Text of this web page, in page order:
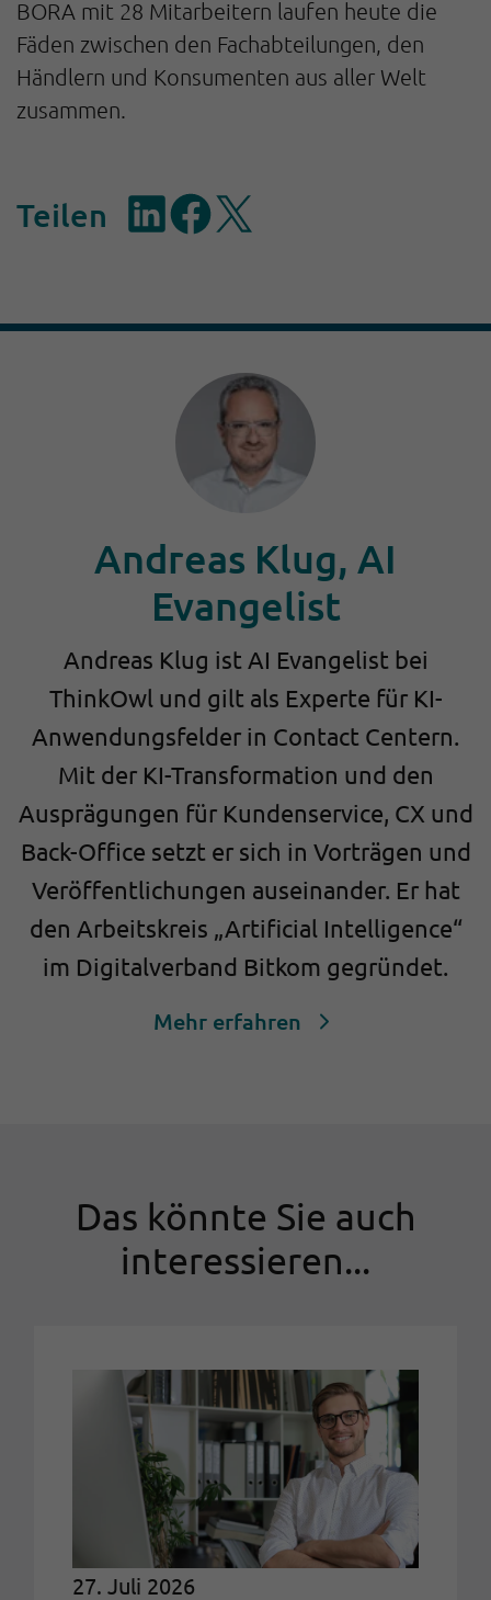
BORA mit 28 Mitarbeitern laufen heute die
Fäden zwischen den Fachabteilungen, den
Händlern und Konsumenten aus aller Welt
zusammen.
Teilen
Andreas Klug, AI
Evangelist
Andreas Klug ist AI Evangelist bei
ThinkOwl und gilt als Experte für KI-
Anwendungsfelder in Contact Centern.
Mit der KI-Transformation und den
Ausprägungen für Kundenservice, CX und
Back-Office setzt er sich in Vorträgen und
Veröffentlichungen auseinander. Er hat
den Arbeitskreis „Artificial Intelligence“
im Digitalverband Bitkom gegründet.
Mehr erfahren
Das könnte Sie auch
interessieren...
27. Juli 2026